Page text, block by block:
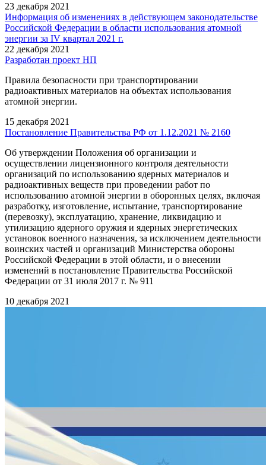
23 декабря 2021
Информация об изменениях в действующем законодательстве
Российской Федерации в области использования атомной
энергии за IV квартал 2021 г.
22 декабря 2021
Разработан проект НП
Правила безопасности при транспортировании
радиоактивных материалов на объектах использования
атомной энергии.
15 декабря 2021
Постановление Правительства РФ от 1.12.2021 № 2160
Об утверждении Положения об организации и
осуществлении лицензионного контроля деятельности
организаций по использованию ядерных материалов и
радиоактивных веществ при проведении работ по
использованию атомной энергии в оборонных целях, включая
разработку, изготовление, испытание, транспортирование
(перевозку), эксплуатацию, хранение, ликвидацию и
утилизацию ядерного оружия и ядерных энергетических
установок военного назначения, за исключением деятельности
воинских частей и организаций Министерства обороны
Российской Федерации в этой области, и о внесении
изменений в постановление Правительства Российской
Федерации от 31 июля 2017 г. № 911
10 декабря 2021